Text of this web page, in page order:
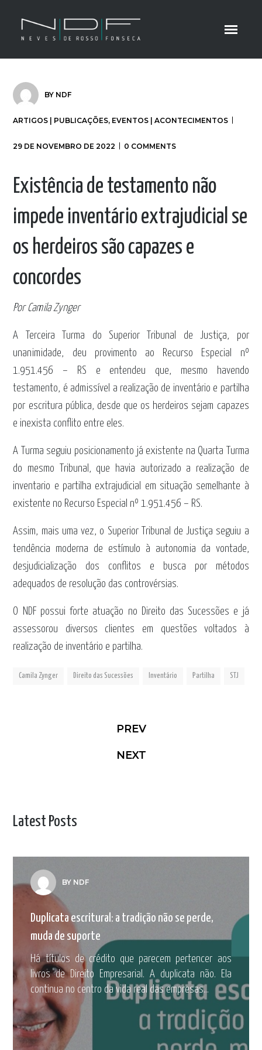
BY NDF
ARTIGOS | PUBLICAÇÕES, EVENTOS | ACONTECIMENTOS
29 DE NOVEMBRO DE 2022 0 COMMENTS
Existência de testamento não
impede inventário extrajudicial se
os herdeiros são capazes e
concordes
Por Camila Zynger
A Terceira Turma do Superior Tribunal de Justiça, por
unanimidade, deu provimento ao Recurso Especial nº
1.951.456 – RS e entendeu que, mesmo havendo
testamento, é admissível a realização de inventário e partilha
por escritura pública, desde que os herdeiros sejam capazes
e inexista conflito entre eles.
A Turma seguiu posicionamento já existente na Quarta Turma
do mesmo Tribunal, que havia autorizado a realização de
inventario e partilha extrajudicial em situação semelhante à
existente no Recurso Especial nº 1.951.456 – RS.
Assim, mais uma vez, o Superior Tribunal de Justiça seguiu a
tendência moderna de estímulo à autonomia da vontade,
desjudicialização dos conflitos e busca por métodos
adequados de resolução das controvérsias.
O NDF possui forte atuação no Direito das Sucessões e já
assessorou diversos clientes em questões voltados à
realização de inventário e partilha.
Camila Zynger Direito das Sucessões Inventário Partilha STJ
PREV
NEXT
Latest Posts
BY NDF
Duplicata escritural: a tradição não se perde,
muda de suporte
Há títulos de crédito que parecem pertencer aos
livros de Direito Empresarial. A duplicata não. Ela
continua no centro da vida real das empresas...